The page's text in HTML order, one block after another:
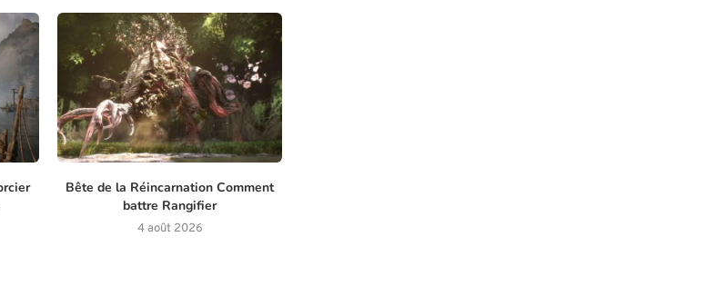
Bête de la Réincarnation Comment
battre Rangifier
4 août 2026